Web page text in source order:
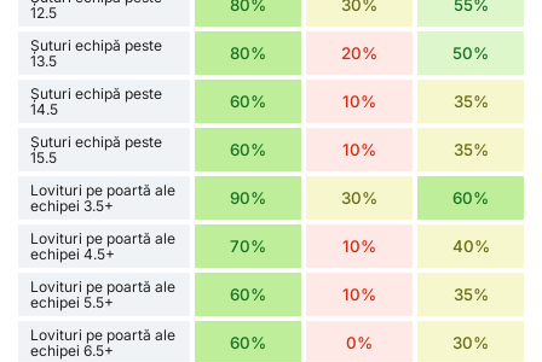
12.5
80% 30% 55%
Șuturi echipă peste
13.5
80% 20% 50%
Șuturi echipă peste
14.5
60% 10% 35%
Șuturi echipă peste
15.5
60% 10% 35%
Lovituri pe poartă ale
echipei 3.5+
90% 30% 60%
Lovituri pe poartă ale
echipei 4.5+
70% 10% 40%
Lovituri pe poartă ale
echipei 5.5+
60% 10% 35%
Lovituri pe poartă ale
echipei 6.5+
60% 0% 30%